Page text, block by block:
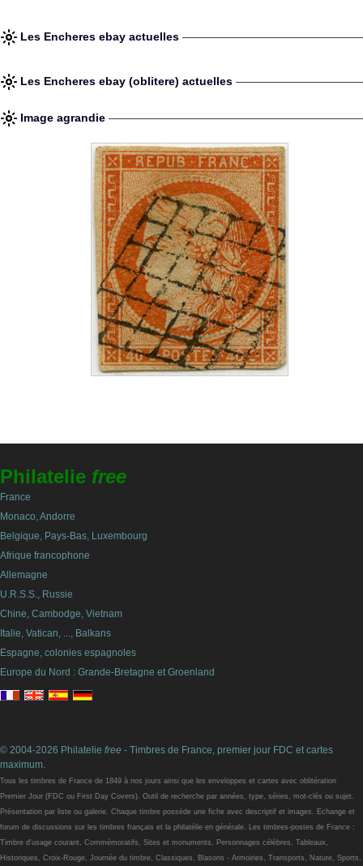
Les Encheres ebay actuelles
Les Encheres ebay (oblitere) actuelles
Image agrandie
Philatelie free
France
Monaco, Andorre
Belgique, Pays-Bas, Luxembourg
Afrique francophone
Allemagne
U.R.S.S., Russie
Chine, Cambodge, Vietnam
Italie, Vatican, ..., Balkans
Espagne, colonies espagnoles
Europe du Nord : Grande-Bretagne et Groenland
© 2004-2026 Philatelie free - Timbres de France, premier jour FDC et cartes
maximum.
Tous les timbres de France de 1849 à nos jours ainsi que les enveloppes et cartes avec oblitération
Premier Jour (FDC ou First Day Covers). Outil de recherche par années, type, séries, mot-clés ou sujet.
Présentation par liste ou galerie. Chaque timbre possède une fiche avec descriptif et images. Echange et
forum de discussions sur les timbres français et la philatélie en générale. Les timbres-postes de France :
Timbre d'usage courant, Commémoratifs, Sites et monuments, Personnages célèbres, Tableaux,
Historiques, Croix-Rouge, Journée du timbre, Classiques, Blasons - Armoiries, Transports, Nature, Sports,